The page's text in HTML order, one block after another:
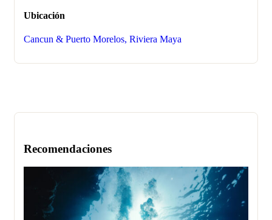
Ubicación
Cancun & Puerto Morelos, Riviera Maya
Recomendaciones